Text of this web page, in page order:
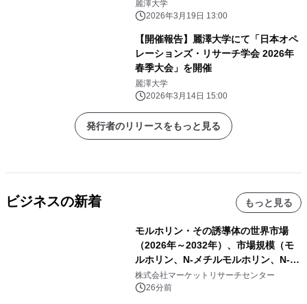
麗澤大学
2026年3月19日 13:00
【開催報告】麗澤大学にて「日本オペ
レーションズ・リサーチ学会 2026年
春季大会」を開催
麗澤大学
2026年3月14日 15:00
発行者のリリースをもっと見る
ビジネスの新着 もっと見る
モルホリン・その誘導体の世界市場
（2026年～2032年）、市場規模（モ
ルホリン、N-メチルモルホリン、N-エ
チルモルホリン、その他）・分析レポ
ートを発表
株式会社マーケットリサーチセンター
26分前